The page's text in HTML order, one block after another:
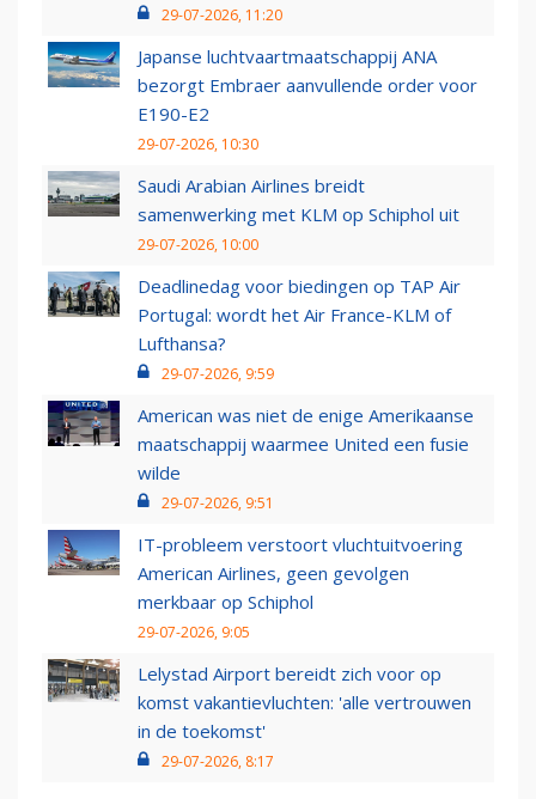
29-07-2026, 11:20
Japanse luchtvaartmaatschappij ANA
bezorgt Embraer aanvullende order voor
E190-E2
29-07-2026, 10:30
Saudi Arabian Airlines breidt
samenwerking met KLM op Schiphol uit
29-07-2026, 10:00
Deadlinedag voor biedingen op TAP Air
Portugal: wordt het Air France-KLM of
Lufthansa?
29-07-2026, 9:59
American was niet de enige Amerikaanse
maatschappij waarmee United een fusie
wilde
29-07-2026, 9:51
IT-probleem verstoort vluchtuitvoering
American Airlines, geen gevolgen
merkbaar op Schiphol
29-07-2026, 9:05
Lelystad Airport bereidt zich voor op
komst vakantievluchten: 'alle vertrouwen
in de toekomst'
29-07-2026, 8:17